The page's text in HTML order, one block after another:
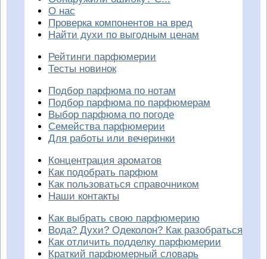
О нас
Проверка компонентов на вред
Найти духи по выгодным ценам
Рейтинги парфюмерии
Тесты новинок
Подбор парфюма по нотам
Подбор парфюма по парфюмерам
Выбор парфюма по погоде
Семейства парфюмерии
Для работы или вечеринки
Концентрация ароматов
Как подобрать парфюм
Как пользоваться справочником
Наши контакты
Как выбрать свою парфюмерию
Вода? Духи? Одеколон? Как разобраться
Как отличить подделку парфюмерии
Краткий парфюмерный словарь